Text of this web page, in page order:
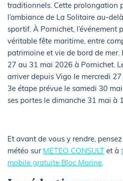
traditionnels. Cette prolongation
l’ambiance de La Solitaire au-
sportif. À Pornichet, l’événement
véritable fête maritime, entre
patrimoine et vie de bord de
27 au 31 mai 2026 à Pornichet.
arriver depuis Vigo le mercredi
3e étape prévue le samedi 30
ses portes le dimanche 31 mai à
Et avant de vous y rendre,
météo sur METEO CONSULT et à
mobile gratuite Bloc Marine.